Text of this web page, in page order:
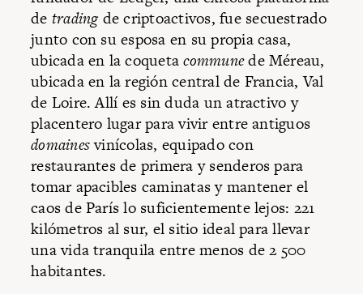
de tradingde criptoactivos, fue secuestrado
junto con su esposa en su propia casa,
ubicada en la coquetacommunede Méreau,
ubicada en la región central de Francia, Val
de Loire. Allí es sin duda un atractivo y
placentero lugar para vivir entre antiguos
domainesvinícolas, equipado con
restaurantes de primera y senderos para
tomar apacibles caminatas y mantener el
caos de París lo suficientemente lejos: 221
kilómetros al sur, el sitio ideal para llevar
una vida tranquila entre menos de 2 500
habitantes.